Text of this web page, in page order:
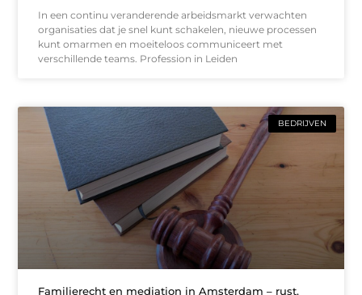
In een continu veranderende arbeidsmarkt verwachten
organisaties dat je snel kunt schakelen, nieuwe processen
kunt omarmen en moeiteloos communiceert met
verschillende teams. Profession in Leiden
BEDRIJVEN
Familierecht en mediation in Amsterdam – rust,